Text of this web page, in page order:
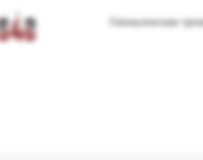
Гипоксические